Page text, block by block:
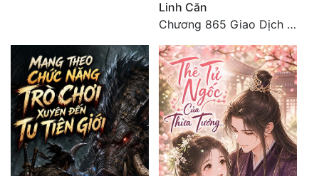
Tu Tiên
Tội Phạm
Vô Địch
Võ Hiệp
Võng Du
Linh Căn
Chương 865 Giao Dịch Chí Cao Tiên Thuật!